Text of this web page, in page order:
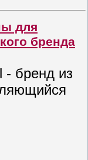
для
бренда
- бренд из